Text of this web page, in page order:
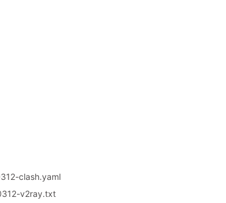
clash.yaml
v2ray.txt